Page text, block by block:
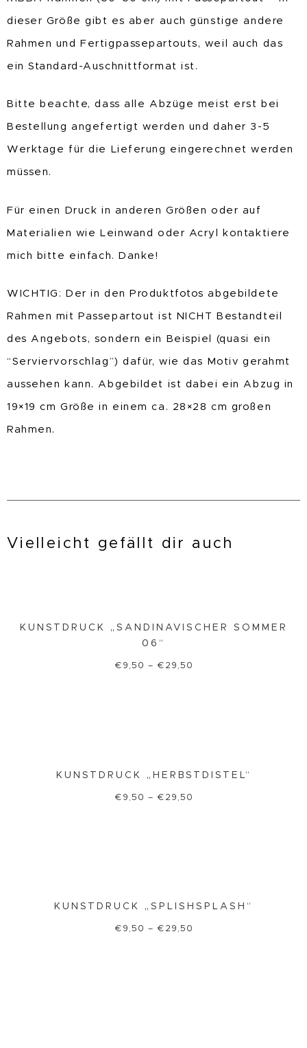
dieser Größe gibt es aber auch günstige andere
Rahmen und Fertigpassepartouts, weil auch das
ein Standard-Auschnittformat ist.
Bitte beachte, dass alle Abzüge meist erst bei
Bestellung angefertigt werden und daher 3-5
Werktage für die Lieferung eingerechnet werden
müssen.
Für einen Druck in anderen Größen oder auf
Materialien wie Leinwand oder Acryl kontaktiere
mich bitte einfach. Danke!
WICHTIG: Der in den Produktfotos abgebildete
Rahmen mit Passepartout ist NICHT Bestandteil
des Angebots, sondern ein Beispiel (quasi ein
“Serviervorschlag”) dafür, wie das Motiv gerahmt
aussehen kann. Abgebildet ist dabei ein Abzug in
19×19 cm Größe in einem ca. 28×28 cm großen
Rahmen.
Vielleicht gefällt dir auch
KUNSTDRUCK „SANDINAVISCHER SOMMER
06“
€ 9,50 – € 29,50
KUNSTDRUCK „HERBSTDISTEL“
€ 9,50 – € 29,50
KUNSTDRUCK „SPLISHSPLASH“
€ 9,50 – € 29,50